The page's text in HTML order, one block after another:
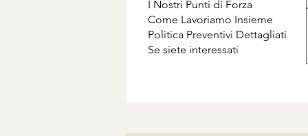
I Nostri Punti di Forza
Come Lavoriamo Insieme
Politica Preventivi Dettagliati
Se siete interessati